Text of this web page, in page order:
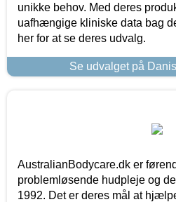
unikke behov. Med deres
uafhængige kliniske data bag
her for at se deres udvalg.
Se udvalget på
AustralianBodycare.dk er
problemløsende hudpleje og
1992. Det er deres mål at